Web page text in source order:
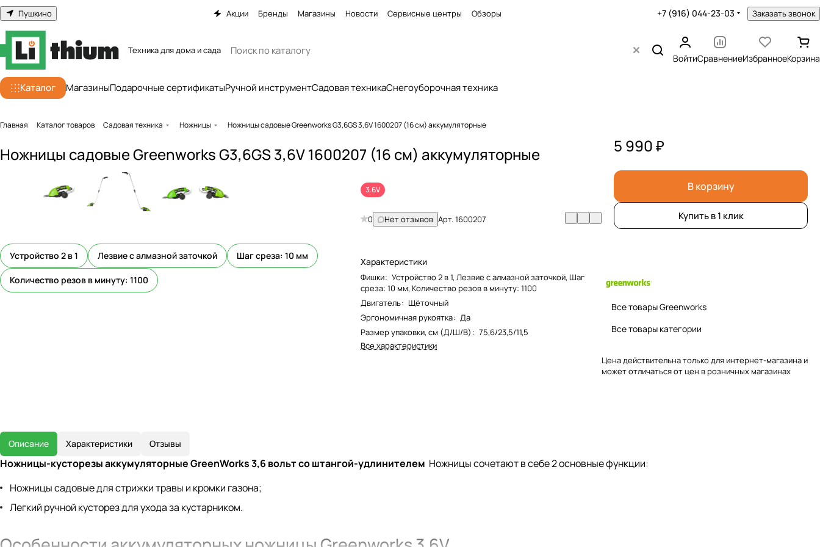
Пушкино Акции Бренды Магазины Новости Сервисные центры Обзоры +7 (916) 044-23-03 Заказать звонок
Техника для дома и сада
ВойтиСравнениеИзбранноеКорзина
Каталог МагазиныПодарочные сертификатыРучной инструментСадовая техникаСнегоуборочная техника
Главная Каталог товаров Садовая техника Ножницы Ножницы садовые Greenworks G3,6GS 3,6V 1600207 (16 см) аккумуляторные
Ножницы садовые Greenworks G3,6GS 3,6V 1600207 (16 см) аккумуляторные
Устройство 2 в 1 Лезвие с алмазной заточкой Шаг среза: 10 мм
Количество резов в минуту: 1100
3.6V
0 Нет отзывов Арт.1600207
Характеристики
Фишки: Устройство 2 в 1, Лезвие с алмазной заточкой, Шаг
среза: 10 мм, Количество резов в минуту: 1100
Двигатель: Щёточный
Эргономичная рукоятка: Да
Размер упаковки, см (Д/Ш/В) : 75,6/23,5/11,5
Все характеристики
5 990 ₽
В корзину
Купить в 1 клик
Все товары Greenworks
Все товары категории
Цена действительна только для интернет-магазина и
может отличаться от цен в розничных магазинах
Описание Характеристики Отзывы
Ножницы-кусторезы аккумуляторные GreenWorks 3,6 вольт со штангой-удлинителем Ножницы сочетают в себе 2 основные функции:
Ножницы садовые для стрижки травы и кромки газона;
Легкий ручной кусторез для ухода за кустарником.